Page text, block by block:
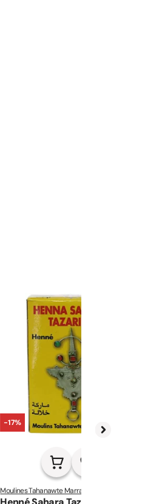
-17%
Moulines Tahanawte Marrakech